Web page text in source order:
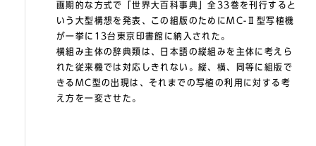
画期的な方式で「世界大百科事典」全33巻を刊行すると
いう大型構想を発表、この組版のためにMC-Ⅱ型写植機
が一挙に13台東京印書館に納入された。
横組み主体の辞典類は、日本語の縦組みを主体に考えら
れた従来機では対応しきれない。縦、横、同等に組版で
きるMC型の出現は、それまでの写植の利用に対する考
え方を一変させた。